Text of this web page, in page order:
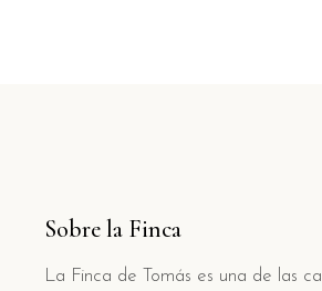
Sobre la Finca
La Finca de Tomás es una de las